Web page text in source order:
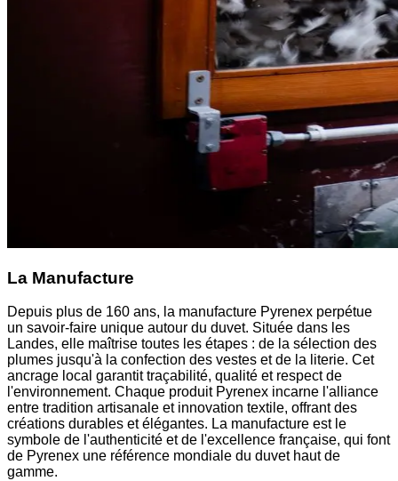
La Manufacture
Depuis plus de 160 ans, la manufacture Pyrenex perpétue
un savoir-faire unique autour du duvet. Située dans les
Landes, elle maîtrise toutes les étapes : de la sélection des
plumes jusqu'à la confection des vestes et de la literie. Cet
ancrage local garantit traçabilité, qualité et respect de
l'environnement. Chaque produit Pyrenex incarne l'alliance
entre tradition artisanale et innovation textile, offrant des
créations durables et élégantes. La manufacture est le
symbole de l'authenticité et de l'excellence française, qui font
de Pyrenex une référence mondiale du duvet haut de
gamme.